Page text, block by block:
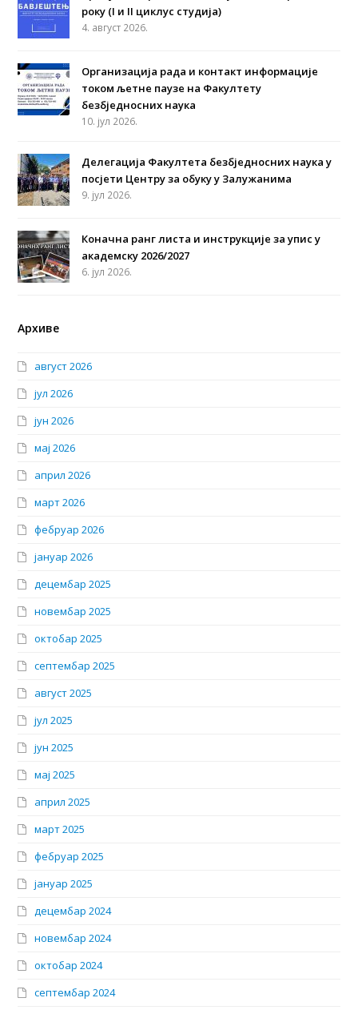
року (I и II циклус студија)
4. август 2026.
Организација рада и контакт информације
током љетне паузе на Факултету
безбједносних наука
10. јул 2026.
Делегација Факултета безбједносних наука у
посјети Центру за обуку у Залужанима
9. јул 2026.
Коначна ранг листа и инструкције за упис у
академску 2026/2027
6. јул 2026.
Архиве
август 2026
јул 2026
јун 2026
мај 2026
април 2026
март 2026
фебруар 2026
јануар 2026
децембар 2025
новембар 2025
октобар 2025
септембар 2025
август 2025
јул 2025
јун 2025
мај 2025
април 2025
март 2025
фебруар 2025
јануар 2025
децембар 2024
новембар 2024
октобар 2024
септембар 2024